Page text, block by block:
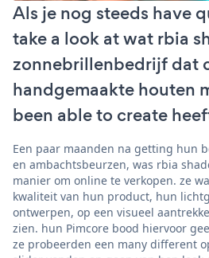
Als je nog steeds have
take a look at wat rbia
zonnebrillenbedrijf dat
handgemaakte houten
been able to create
Een paar maanden na getting hun
en ambachtsbeurzen, was rbia
manier om online te verkopen. ze
kwaliteit van hun product, hun
ontwerpen, op een visueel
zien. hun Pimcore bood hiervoor
ze probeerden een many different